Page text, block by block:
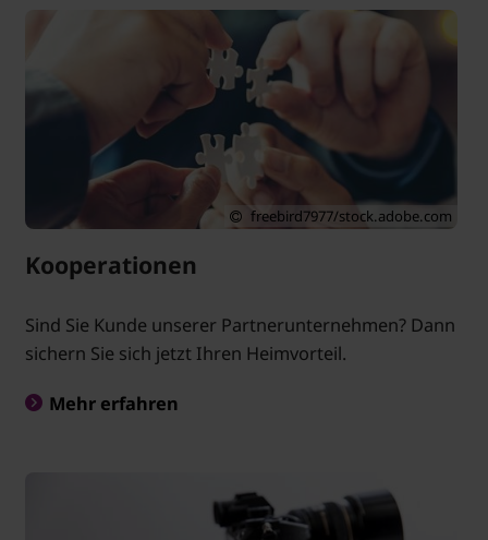
freebird7977/stock.adobe.com
Kooperationen
Sind Sie Kunde unserer Partnerunternehmen? Dann
sichern Sie sich jetzt Ihren Heimvorteil.
Mehr erfahren